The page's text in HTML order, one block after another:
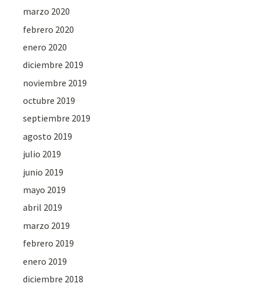
marzo 2020
febrero 2020
enero 2020
diciembre 2019
noviembre 2019
octubre 2019
septiembre 2019
agosto 2019
julio 2019
junio 2019
mayo 2019
abril 2019
marzo 2019
febrero 2019
enero 2019
diciembre 2018